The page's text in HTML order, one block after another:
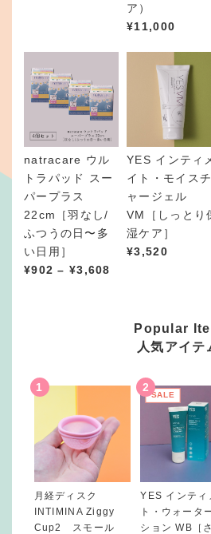
,
0
ア）
¥11,000
natracare ウル
トラパッド スー
パープラス
22cm［羽なし/
ふつうの日〜多
い日用］
¥902 – ¥3,608
–
¥
0
8
YES インティ
イト・モイスチ
ャージェル
VM［しっとり
湿ケア］
¥3,520
Popular
人気アイテ
月経ディスク
INTIMINA Ziggy
Cup2 スモール
SALE
YES インティ
ト・ウォータ
ション WB［